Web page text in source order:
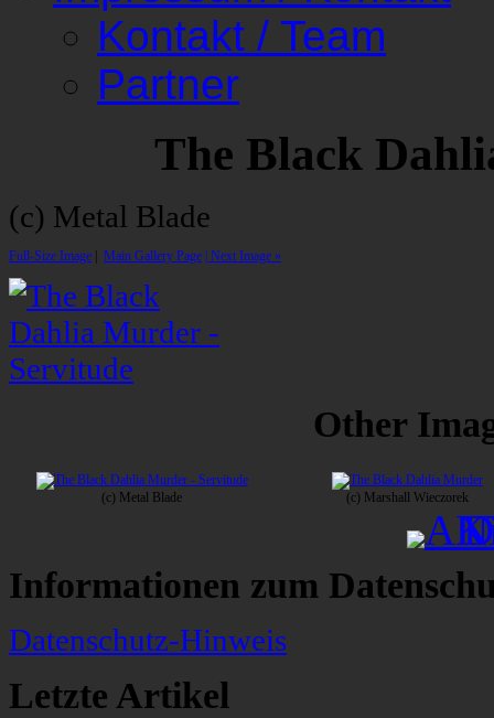
Kontakt / Team
Partner
The Black
(c) Metal Blade
Full-Size Image Main Gallery Page | Next Image »
Other
(c) Metal Blade (c) Marshall Wieczorek
Informationen zum
Datenschutz-Hinweis
Letzte Artikel